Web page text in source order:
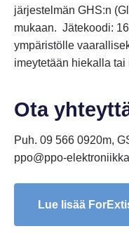
järjestelmän GHS:n
mukaan. Jätekoodi:
ympäristölle
imeytetään hiekalla
Ota
Puh. 09 566 0920m,
ppo@ppo-
Lue lisää